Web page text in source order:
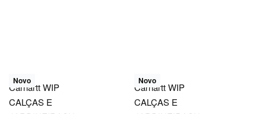
Novo
Carhartt WIP
CALÇAS E
Novo
Carhartt WIP
CALÇAS E